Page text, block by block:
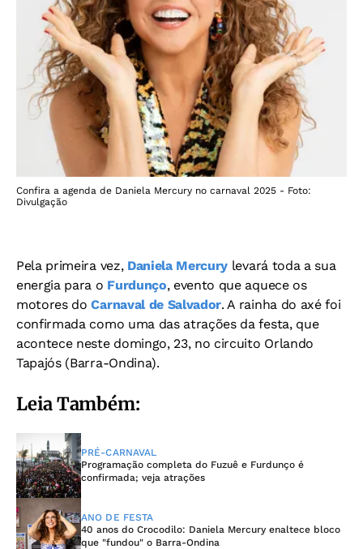
Confira a agenda de Daniela Mercury no carnaval 2025 - Foto:
Divulgação
Pela primeira vez, Daniela Mercury levará toda a sua
energia para o Furdunço, evento que aquece os
motores doCarnaval de Salvador. A rainha do axé foi
confirmada como uma das atrações da festa, que
acontece neste domingo, 23, no circuito Orlando
Tapajós (Barra-Ondina).
Leia Também:
PRÉ-CARNAVAL
Programação completa do Fuzuê e Furdunço é
confirmada; veja atrações
ANO DE FESTA
40 anos do Crocodilo: Daniela Mercury enaltece bloco
que "fundou" o Barra-Ondina